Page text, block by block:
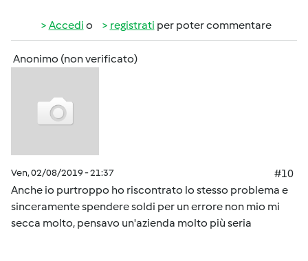
Accedi o registrati per poter commentare
Anonimo (non verificato)
Ven, 02/08/2019 - 21:37
#10
Anche io purtroppo ho riscontrato lo stesso problema e
sinceramente spendere soldi per un errore non mio mi
secca molto, pensavo un'azienda molto più seria